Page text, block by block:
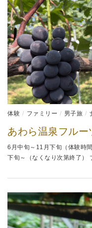
体験 ファミリー 男子旅
あわら温泉フル
6月中旬～11月下旬（体験時
下旬～（なくなり次第終了）